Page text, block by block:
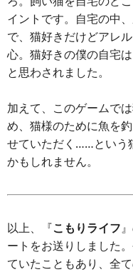
イントです。自宅の中
で、猫好きだけどアレ
心。猫好きの僕の自宅
と思わされました。
加えて、このゲームで
め、猫様のために魚を
せていただく……という
かもしれません。
以上、『こもりライフ
ートをお送りしました
ていたこともあり、全